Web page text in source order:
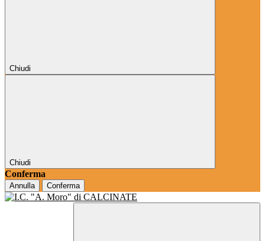
Chiudi
Chiudi
Conferma
Annulla Conferma